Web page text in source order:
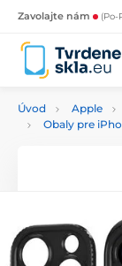
Zavolajte nám (Po-
Úvod Apple
Obaly pre